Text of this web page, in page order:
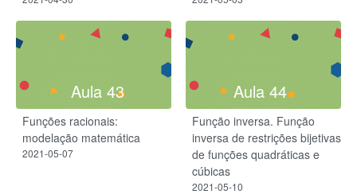
Aula 43
Funções racionais:
modelação matemática
2021-05-07
Aula 44
Função inversa. Função
inversa de restrições bijetivas
de funções quadráticas e
cúbicas
2021-05-10